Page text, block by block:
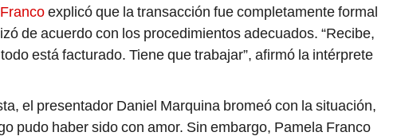
explicó que la transacción fue completamente formal
de acuerdo con los procedimientos adecuados. “Recibe,
está facturado. Tiene que trabajar”, afirmó la intérprete
el presentador Daniel Marquina bromeó con la situación,
pudo haber sido con amor. Sin embargo, Pamela Franco